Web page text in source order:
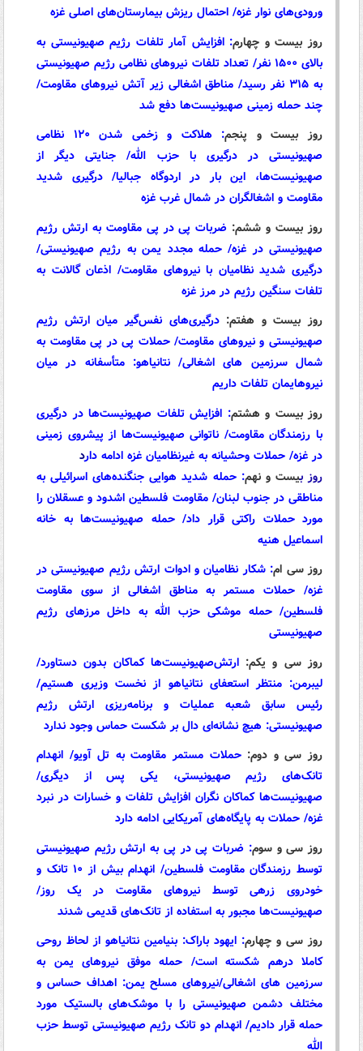
ورودی‌های نوار غزه/ احتمال ریزش بیمارستان‌های اصلی غزه
روز بیست و چهارم:افزایش آمار تلفات رژیم صهیونیستی به
بالای ۱۵۰۰ نفر/ تعداد تلفات نیروهای نظامی رژیم صهیونیستی
به ۳۱۵ نفر رسید/ مناطق اشغالی زیر آتش نیروهای مقاومت/
چند حمله زمینی صهیونیست‌ها دفع شد
روز بیست و پنجم:
هلاکت و زخمی شدن ۱۲۰ نظامی
صهیونیستی در درگیری با حزب الله/ جنایتی دیگر از
صهیونیست‌ها، این بار در اردوگاه جبالیا/ درگیری شدید
مقاومت و اشغالگران در شمال غرب غزه
روز بیست‌ و ششم: ضربات پی در پی مقاومت به ارتش رژیم
صهیونیستی در غزه/ حمله مجدد یمن به رژیم صهیونیستی/
درگیری شدید نظامیان با نیروهای مقاومت/ اذعان گالانت به
تلفات سنگین رژیم در مرز غزه
روز بیست و هفتم:درگیری‌های نفس‌گیر میان ارتش رژیم
صهیونیستی و نیروهای مقاومت/ حملات پی در پی مقاومت به
شمال سرزمین های اشغالی/ نتانیاهو: متأسفانه در میان
نیروهایمان تلفات داریم
روز بیست و هشتم: افزایش تلفات صهیونیست‌ها در درگیری
با رزمندگان مقاومت/ ناتوانی صهیونیست‌ها از پیشروی زمینی
در غزه/ حملات وحشیانه به غیرنظامیان غزه ادامه دارد
روز بیست و نهم:حمله شدید هوایی جنگنده‌های اسرائیلی به
مناطقی در جنوب لبنان/ مقاومت فلسطین اشدود و عسقلان را
مورد حملات راکتی قرار داد/ حمله صهیونیست‌ها به خانه
اسماعیل هنیه
روز سی ام:شکار نظامیان و ادوات ارتش رژیم صهیونیستی در
غزه/ حملات مستمر به مناطق اشغالی از سوی مقاومت
فلسطین/ حمله موشکی حزب الله به داخل مرزهای رژیم
صهیونیستی
روز سی و یکم:ارتش‌صهیونیست‌ها کماکان بدون دستاورد/
لیبرمن: منتظر استعفای نتانیاهو از نخست وزیری هستیم/
رئیس سابق شعبه عملیات و برنامه‌ریزی ارتش رژیم
صهیونیستی: هیچ نشانه‌ای دال بر شکست حماس وجود ندارد
روز سی و دوم: حملات مستمر مقاومت به تل آویو/ انهدام
تانک‌های رژیم صهیونیستی، یکی پس از دیگری/
صهیونیست‌ها کماکان نگران افزایش تلفات و خسارات در نبرد
غزه/ حملات به پایگاه‌های آمریکایی ادامه دارد
روز سی و سوم: ضربات پی در پی به ارتش رژیم صهیونیستی
توسط رزمندگان مقاومت فلسطین/ انهدام بیش از ۱۰ تانک و
خودروی زرهی توسط نیروهای مقاومت در یک روز/
صهیونیست‌ها مجبور به استفاده از تانک‌های قدیمی شدند
روز سی و چهارم: ایهود باراک: بنیامین نتانیاهو از لحاظ روحی
کاملا درهم شکسته است/ حمله موفق نیروهای یمن به
سرزمین های اشغالی/نیروهای مسلح یمن: اهداف حساس و
مختلف دشمن صهیونیستی را با موشک‌های بالستیک مورد
حمله قرار دادیم/ انهدام دو تانک رژیم صهیونیستی توسط حزب
الله